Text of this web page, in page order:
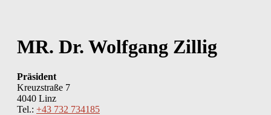
MR. Dr. Wolfgang Zillig
Präsident
Kreuzstraße 7
4040 Linz
Tel.: +43 732 734185